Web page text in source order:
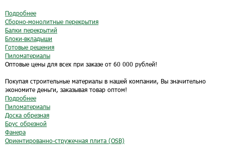
Подробнее
Сборно-монолитные перекрытия
Балки перекрытий
Блоки-вкладыши
Готовые решения
Пиломатериалы
Оптовые цены для всех при заказе от 60 000 рублей!
Покупая строительные материалы в нашей компании, Вы значительно
экономите деньги, заказывая товар оптом!
Подробнее
Пиломатериалы
Доска обрезная
Брус обрезной
Фанера
Ориентированно-стружечная плита (OSB)